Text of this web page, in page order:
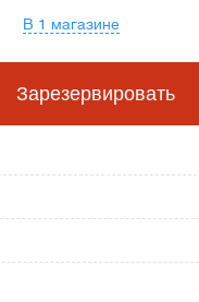
В 1 магазине
Зарезервировать